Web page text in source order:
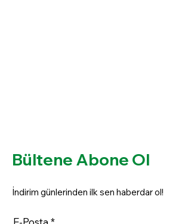
Bültene Abone Ol
İndirim günlerinden ilk sen haberdar ol!